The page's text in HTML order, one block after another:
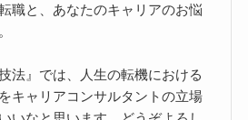
職と、あなたのキャリアのお悩
法』では、人生の転機における
キャリアコンサルタントの立場